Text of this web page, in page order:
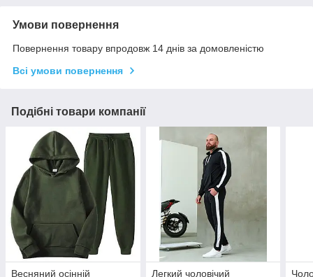
Умови повернення
Повернення товару впродовж 14 днів за домовленістю
Всі умови повернення
Подібні товари компанії
Весняний осінній
Легкий чоловічий